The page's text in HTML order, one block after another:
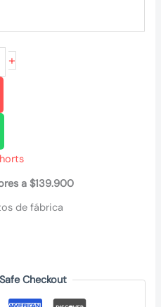
+
a $139.900
de fábrica
Checkout